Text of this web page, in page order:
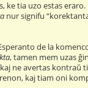
ke tia uzo estas
nur signifu
de la
, tamen mem uzas
ne avertas kontraŭ
kaj tiam oni